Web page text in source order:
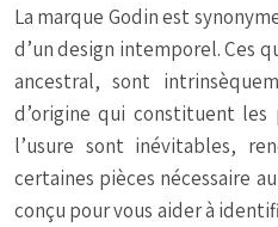
La marque Godin est
d’un design intemporel. Ces
ancestral, sont
d’origine qui constituent
l’usure sont inévitables,
certaines pièces nécessaire
conçu pour vous aider à